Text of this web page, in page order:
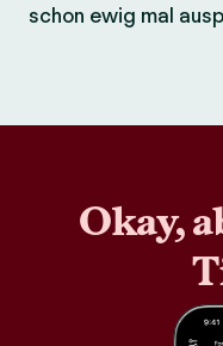
schon ewig mal
Okay,